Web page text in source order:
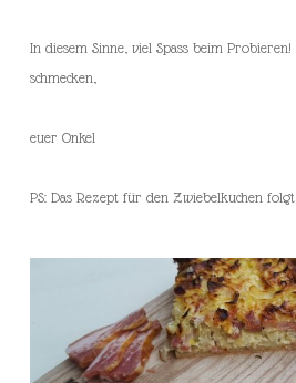
In diesem Sinne, viel Spass beim Probieren!
schmecken,
euer Onkel
PS: Das Rezept für den Zwiebelkuchen